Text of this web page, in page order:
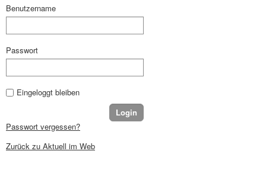
Benutzername
Passwort
Eingeloggt bleiben
Passwort vergessen?
Zurück zu Aktuell im Web